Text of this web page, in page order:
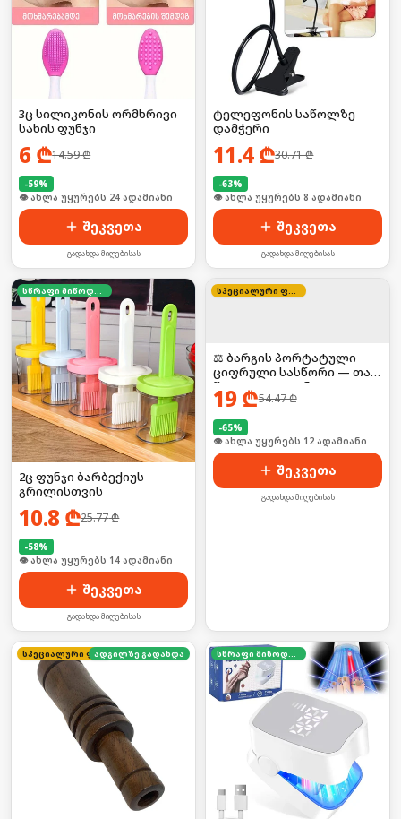
3ც სილიკონის ორმხრივი
სახის ფუნჯი
6 ₾14.59₾
-59%
🛒 ბოლო 24სთ-ში იყიდა 32-მა
შეკვეთა
გადახდა მიღებისას
ტელეფონის საწოლზე
დამჭერი
11.4₾30.71₾
-63%
🛒 ბოლო 24სთ-ში იყიდა 9-მა
შეკვეთა
გადახდა მიღებისას
სწრაფი მიწოდება
2ც ფუნჯი ბარბექიუს
გრილისთვის
10.8 ₾25.77₾
-58%
🛒 ბოლო 24სთ-ში იყიდა 18-მა
შეკვეთა
გადახდა მიღებისას
სპეციალური ფასი
⚖️ ბარგის პორტატული
ციფრული სასწორი — თან
წაიღე ყველგან!
19 ₾54.47₾
-65%
🛒 ბოლო 24სთ-ში იყიდა 19-მა
შეკვეთა
გადახდა მიღებისას
სპეციალური ფასი
ადგილზე გადახდა სწრაფი მიწოდება